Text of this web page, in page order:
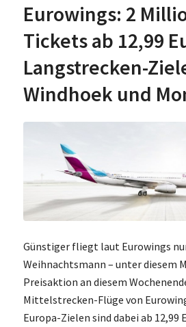
Eurowings: 2
Tickets ab 12,99
Langstrecken-
Windhoek und
Günstiger fliegt laut Eurowings
Weihnachtsmann – unter diesem
Preisaktion an diesem
Mittelstrecken-Flüge von
Europa-Zielen sind dabei ab 12,99